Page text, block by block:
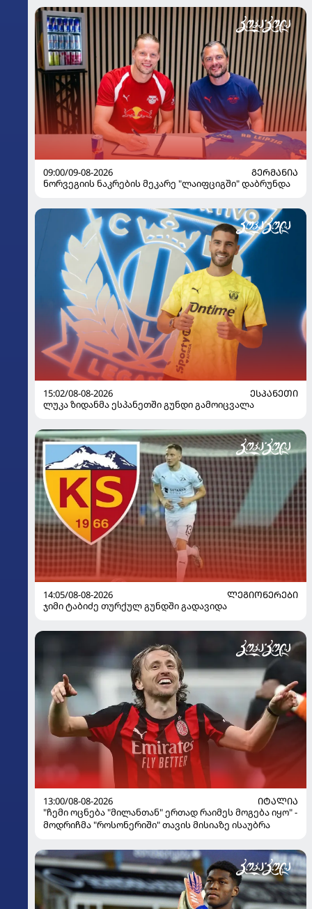
09:00/09-08-2026
ᲒᲔᲠᲛᲐᲜᲘᲐ
ნორვეგიის ნაკრების მეკარე "ლაიფციგში" დაბრუნდა
15:02/08-08-2026
ᲔᲡᲞᲐᲜᲔᲗᲘ
ლუკა ზიდანმა ესპანეთში გუნდი გამოიცვალა
14:05/08-08-2026
ᲚᲔᲒᲘᲝᲜᲔᲠᲔᲑᲘ
ჯიმი ტაბიძე თურქულ გუნდში გადავიდა
13:00/08-08-2026
ᲘᲢᲐᲚᲘᲐ
"ჩემი ოცნება "მილანთან" ერთად რაიმეს მოგება იყო" -
მოდრიჩმა "როსონერიში" თავის მისიაზე ისაუბრა